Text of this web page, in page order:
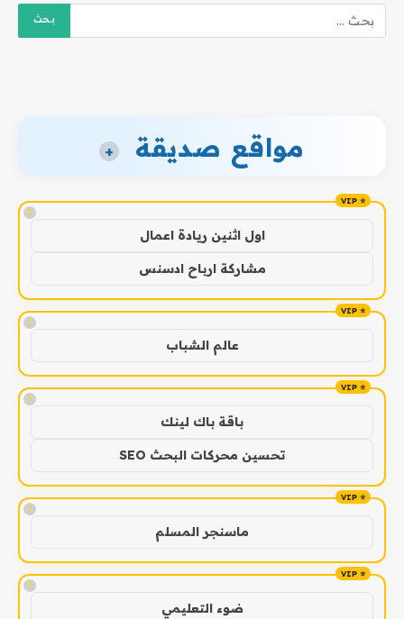
مواقع صديقة +
!
اول اثنين ريادة اعمال
مشاركة ارباح ادسنس
!
عالم الشباب
!
باقة باك لينك
تحسين محركات البحث SEO
!
ماسنجر المسلم
!
ضوء التعليمي